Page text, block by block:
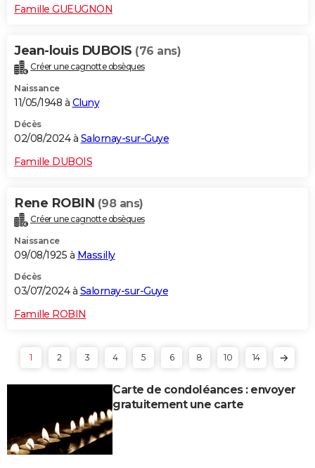
Famille GUEUGNON
Jean-louis DUBOIS (76 ans)
Créer une cagnotte obsèques
Naissance
11/05/1948 à Cluny
Décès
02/08/2024 à Salornay-sur-Guye
Famille DUBOIS
Rene ROBIN (98 ans)
Créer une cagnotte obsèques
Naissance
09/08/1925 à Massilly
Décès
03/07/2024 à Salornay-sur-Guye
Famille ROBIN
1 2 3 4 5 6 8 10 14
Carte de condoléances : envoyer
gratuitement une carte